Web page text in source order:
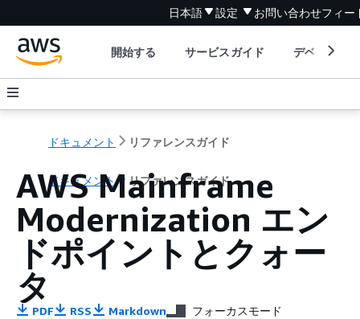
日本語 設定 お問い合わせフィー
開始する サービスガイド デベロッパ
ドキュメント リファレンスガイド
ドキュメント リファレンスガイド
AWS Mainframe
Modernization エン
ドポイントとクォー
タ
PDF RSS Markdown フォーカスモード